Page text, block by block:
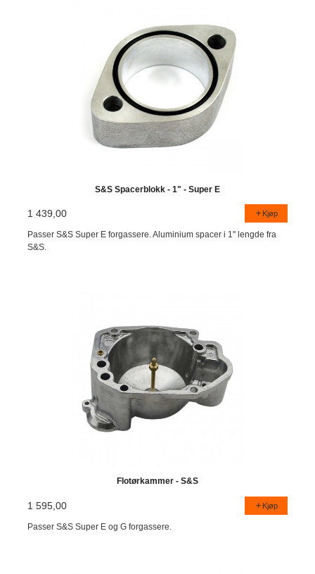
S&S Spacerblokk - 1" - Super E
1 439,00 Kjøp
Passer S&S Super E forgassere. Aluminium spacer i 1" lengde fra
S&S.
Flotørkammer - S&S
1 595,00 Kjøp
Passer S&S Super E og G forgassere.